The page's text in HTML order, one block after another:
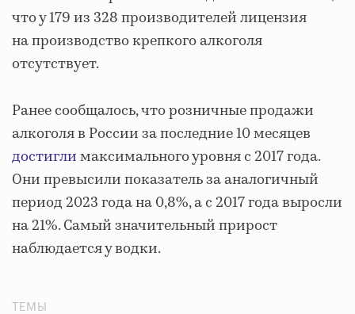
что у 179 из 328 производителей лицензия
на производство крепкого алкоголя
отсутствует.
Ранее сообщалось, что розничные продажи
алкоголя в России за последние 10 месяцев
достиглимаксимального уровня с 2017 года.
Они превысили показатель за аналогичный
период 2023 года на 0,8%, а с 2017 года выросли
на 21%. Самый значительный прирост
наблюдается у водки.
ТЕМЫ